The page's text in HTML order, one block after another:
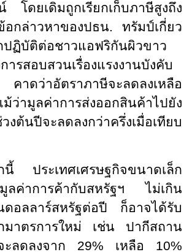
โดยเดิมถูกเรียกเก็บภาษีสูงถึง
กล่าวหาของปธน. ทรัมป์เกี่ยว
ปฏิบัติต่อชาวแอฟริกันผิวขาว
ารสอบสวนเรื่องแรงงานบังคับ
ดว่าอัตราภาษีจะลดลงเหลือ
ามูลค่าการส่งออกสินค้าไปยัง
งต้นปีจะลดลงกว่าครึ่งเมื่อเทียบ
นี้ ประเทศเศรษฐกิจขนาดเล็ก
ลค่าการค้ากับสหรัฐฯ ไม่เกิน
อลลาร์สหรัฐต่อปี ก็อาจได้รับ
มาตรการใหม่ เช่น ปากีสถาน
ะลดลงจาก 29% เหลือ 10%